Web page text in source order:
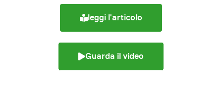
leggi l'articolo
Guarda il video